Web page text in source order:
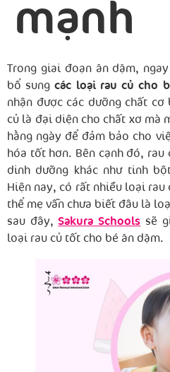
mạnh
Trong giai đoạn ăn dặm,
bổ sungcác loại rau củ cho
nhận được các dưỡng chất
củ là đại diện cho chất xơ mà
hằng ngày để đảm bảo cho
hóa tốt hơn. Bên cạnh đó, rau
dinh dưỡng khác như tinh
Hiện nay, có rất nhiều loại rau
thể mẹ vẫn chưa biết đâu là
sau đây,Sakura Schools sẽ
loại rau củ tốt cho bé ăn dặm.